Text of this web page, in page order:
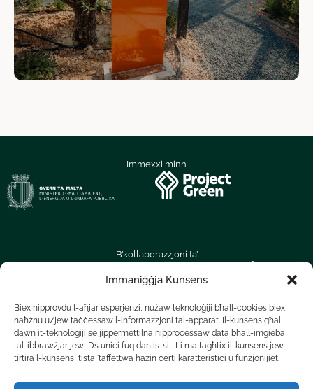
Immaniġġja Kunsens
Biex nipprovdu l-aħjar esperjenzi, nużaw teknoloġiji bħall-cookies biex
naħżnu u/jew taċċessaw l-informazzjoni tal-apparat. Il-kunsens għal
dawn it-teknoloġiji se jippermettilna nipproċessaw data bħall-imġieba
tal-ibbrawżjar jew IDs uniċi fuq dan is-sit. Li ma tagħtix il-kunsens jew
tirtira l-kunsens, tista 'taffettwa ħażin ċerti karatteristiċi u funzjonijiet.
Immexxi minn
B’kollaborazzjoni ta’